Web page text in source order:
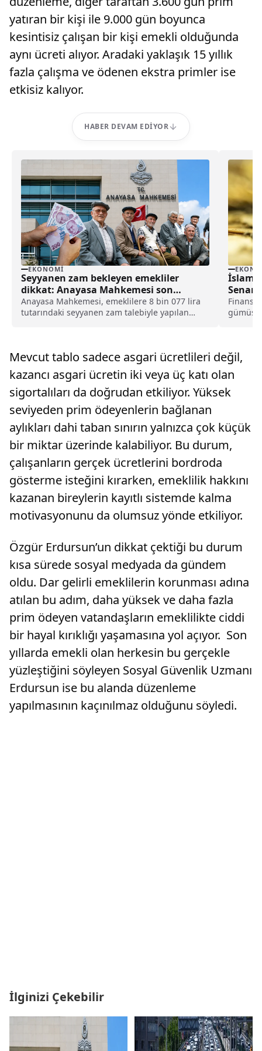
yatıran bir kişi ile 9.000 gün boyunca
kesintisiz çalışan bir kişi emekli olduğunda
aynı ücreti alıyor. Aradaki yaklaşık 15 yıllık
fazla çalışma ve ödenen ekstra primler ise
etkisiz kalıyor.
HABER DEVAM EDIYOR
EKONOMI
Seyyanen zam bekleyen emekliler
dikkat: Anayasa Mahkemesi son
noktayı koydu
Anayasa Mahkemesi, emeklilere 8 bin 077 lira
tutarındaki seyyanen zam talebiyle yapılan
İslam
Finans
gümüş
Mevcut tablo sadece asgari ücretlileri değil,
kazancı asgari ücretin iki veya üç katı olan
sigortalıları da doğrudan etkiliyor. Yüksek
seviyeden prim ödeyenlerin bağlanan
aylıkları dahi taban sınırın yalnızca çok küçük
bir miktar üzerinde kalabiliyor. Bu durum,
çalışanların gerçek ücretlerini bordroda
gösterme isteğini kırarken, emeklilik hakkını
kazanan bireylerin kayıtlı sistemde kalma
motivasyonunu da olumsuz yönde etkiliyor.
Özgür Erdursun’un dikkat çektiği bu durum
kısa sürede sosyal medyada da gündem
oldu. Dar gelirli emeklilerin korunması adına
atılan bu adım, daha yüksek ve daha fazla
prim ödeyen vatandaşların emeklilikte ciddi
bir hayal kırıklığı yaşamasına yol açıyor. Son
yıllarda emekli olan herkesin bu gerçekle
yüzleştiğini söyleyen Sosyal Güvenlik Uzmanı
Erdursun ise bu alanda düzenleme
yapılmasının kaçınılmaz olduğunu söyledi.
İlginizi Çekebilir